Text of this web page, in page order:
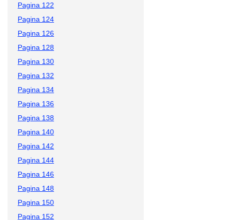
Pagina 122
Pagina 124
Pagina 126
Pagina 128
Pagina 130
Pagina 132
Pagina 134
Pagina 136
Pagina 138
Pagina 140
Pagina 142
Pagina 144
Pagina 146
Pagina 148
Pagina 150
Pagina 152